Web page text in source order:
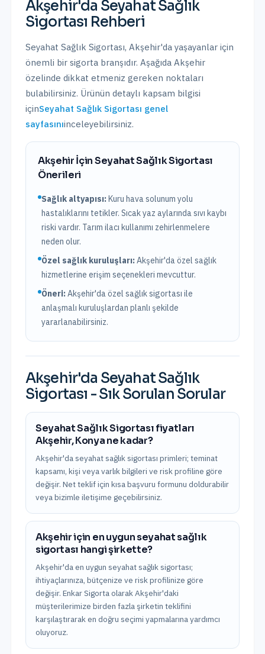
Akşehir'da Seyahat Sağlık
Sigortası Rehberi
Seyahat Sağlık Sigortası, Akşehir'da yaşayanlar için
önemli bir sigorta branşıdır. Aşağıda Akşehir
özelinde dikkat etmeniz gereken noktaları
bulabilirsiniz. Ürünün detaylı kapsam bilgisi
içinSeyahat Sağlık Sigortası genel
sayfasınıinceleyebilirsiniz.
AkşehirİçinSeyahat Sağlık Sigortası
Önerileri
Sağlık altyapısı:Kuru hava solunum yolu
hastalıklarını tetikler. Sıcak yaz aylarında sıvı kaybı
riski vardır. Tarım ilacı kullanımı zehirlenmelere
neden olur.
Özel sağlık kuruluşları:Akşehir'daözel sağlık
hizmetlerine erişim seçenekleri mevcuttur.
Öneri:Akşehir'da özel sağlık sigortası ile
anlaşmalı kuruluşlardan planlı şekilde
yararlanabilirsiniz.
Akşehir'da Seyahat Sağlık
Sigortası - Sık Sorulan Sorular
Seyahat Sağlık Sigortası fiyatları
Akşehir, Konya ne kadar?
Akşehir'da seyahat sağlık sigortası primleri; teminat
kapsamı, kişi veya varlık bilgileri ve risk profiline göre
değişir. Net teklif için kısa başvuru formunu doldurabilir
veya bizimle iletişime geçebilirsiniz.
Akşehir için en uygun seyahat sağlık
sigortası hangi şirkette?
Akşehir'da en uygun seyahat sağlık sigortası;
ihtiyaçlarınıza, bütçenize ve risk profilinize göre
değişir. Enkar Sigorta olarak Akşehir'daki
müşterilerimize birden fazla şirketin teklifini
karşılaştırarak en doğru seçimi yapmalarına yardımcı
oluyoruz.